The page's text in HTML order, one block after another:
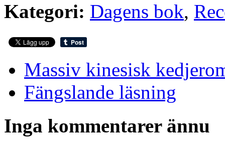
Kategori: Dagens bok,
Massiv kinesisk
Fängslande läsning
Inga kommentarer ännu